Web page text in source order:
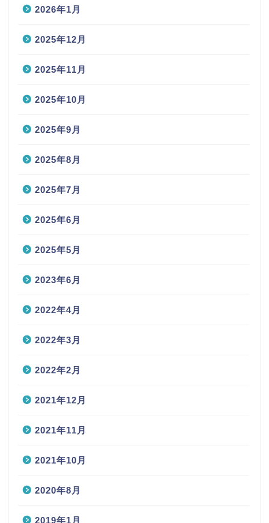
2026年1月
2025年12月
2025年11月
2025年10月
2025年9月
2025年8月
2025年7月
2025年6月
2025年5月
2023年6月
2022年4月
2022年3月
2022年2月
2021年12月
2021年11月
2021年10月
2020年8月
2019年1月